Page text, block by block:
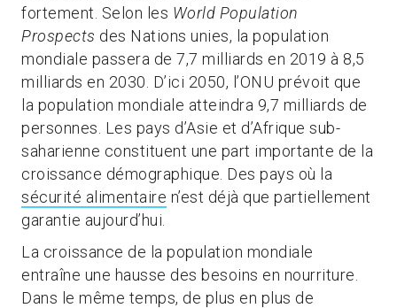
fortement. Selon les World Population
Prospects des Nations unies, la population
mondiale passera de 7,7 milliards en 2019 à 8,5
milliards en 2030. D’ici 2050, l’ONU prévoit que
la population mondiale atteindra 9,7 milliards de
personnes. Les pays d’Asie et d’Afrique sub-
saharienne constituent une part importante de la
croissance démographique. Des pays où la
sécurité alimentaire n’est déjà que partiellement
garantie aujourd’hui.
La croissance de la population mondiale
entraîne une hausse des besoins en nourriture.
Dans le même temps, de plus en plus de